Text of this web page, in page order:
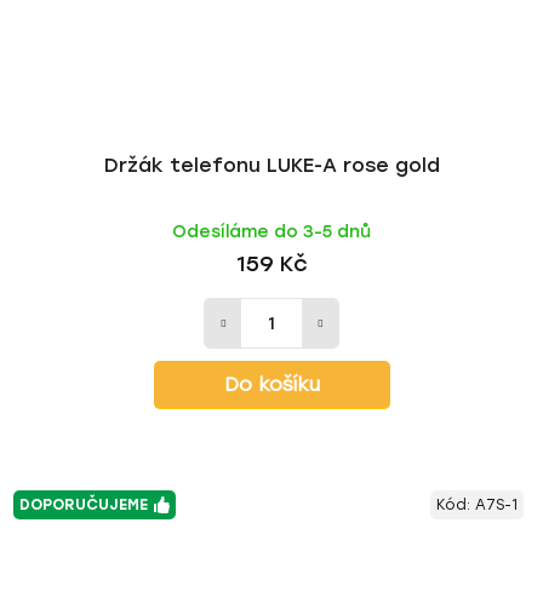
Držák telefonu LUKE-A rose gold
Odesíláme do 3-5 dnů
159 Kč
Do košíku
DOPORUČUJEME Kód: A7S-1